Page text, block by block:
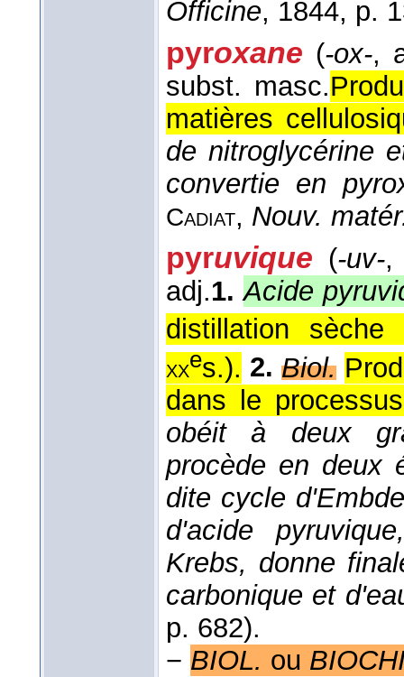
Officine, 1844, p.
pyroxane (-ox-,
subst. masc.
matières
de nitroglycérine
convertie en
Cadiat, Nouv.
pyruvique (-uv-,
adj.1. Acide
distillation
xxes.). 2. Biol.
dans le
obéit à deux
procède en deux
dite cycle
d'acide
Krebs, donne
carbonique et
p. 682).
− BIOL. ou